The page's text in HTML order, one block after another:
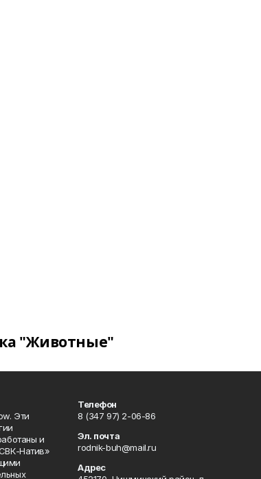
"Животные"
Эти
и
Натив»
Телефон
8 (347 97) 2-06-86
Эл. почта
rodnik-buh@mail.ru
Адрес